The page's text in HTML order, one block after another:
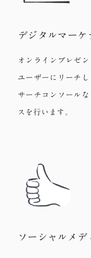
デジタルマーケ
オンラインプレゼ
ユーザーにリーチし
サーチコンソール
スを行います。
ソーシャルメデ